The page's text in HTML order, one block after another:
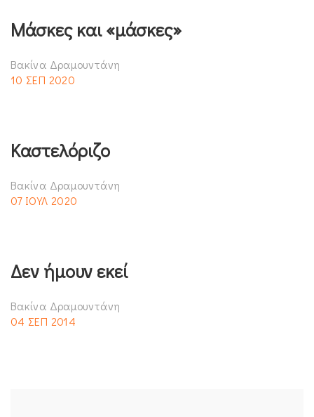
Μάσκες και «μάσκες»
Βακίνα Δραμουντάνη
10 ΣΕΠ 2020
Καστελόριζο
Βακίνα Δραμουντάνη
07 ΙΟΥΛ 2020
Δεν ήμουν εκεί
Βακίνα Δραμουντάνη
04 ΣΕΠ 2014